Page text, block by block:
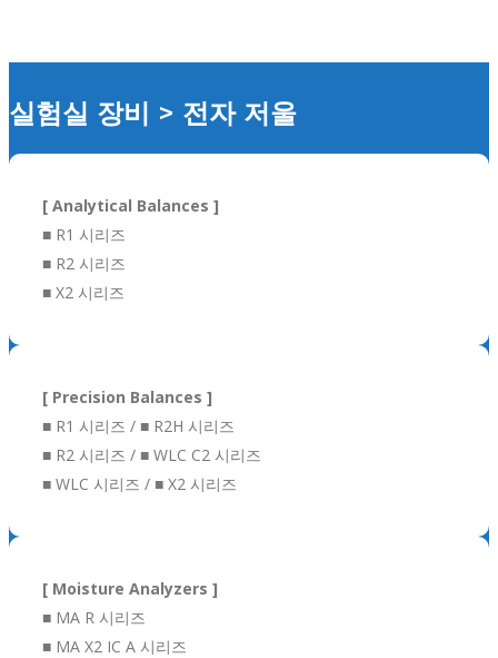
실험실 장비 > 전자 저울
[ Analytical Balances ]
■ R1 시리즈
■ R2 시리즈
■ X2 시리즈
[ Precision Balances ]
■ R1 시리즈 / ■ R2H 시리즈
■ R2 시리즈 / ■ WLC C2 시리즈
■ WLC 시리즈 / ■ X2 시리즈
[ Moisture Analyzers ]
■ MA R 시리즈
■ MA X2 IC A 시리즈